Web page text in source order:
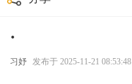
·
习妤 发布于 2025-11-21 08:53:48